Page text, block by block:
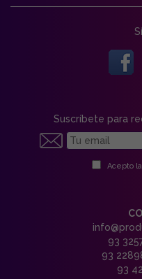
Suscríbete para
Acepto la
93
93
93